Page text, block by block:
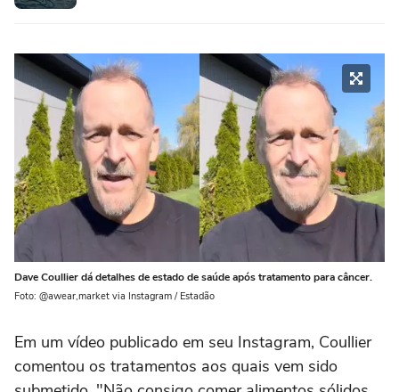
Dave Coullier dá detalhes de estado de saúde após tratamento para câncer.
Foto: @awear,market via Instagram / Estadão
Em um vídeo publicado em seu Instagram, Coullier
comentou os tratamentos aos quais vem sido